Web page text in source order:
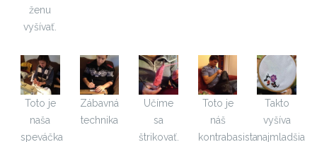
ženu
vyšívať.
Toto je
naša
speváčka
Zábavná
technika
Učíme
sa
štrikovať.
Toto je
náš
kontrabasista
Takto
vyšíva
najmladšia